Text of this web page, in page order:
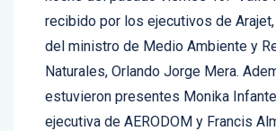
noche del pasado viernes 13. “Valle
recibido por los ejecutivos de Arajet,
del ministro de Medio Ambiente y
Naturales, Orlando Jorge Mera.
estuvieron presentes Monika